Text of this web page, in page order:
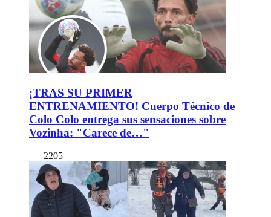
¡TRAS SU PRIMER
ENTRENAMIENTO! Cuerpo Técnico de
Colo Colo entrega sus sensaciones sobre
Vozinha: "Carece de…"
2205